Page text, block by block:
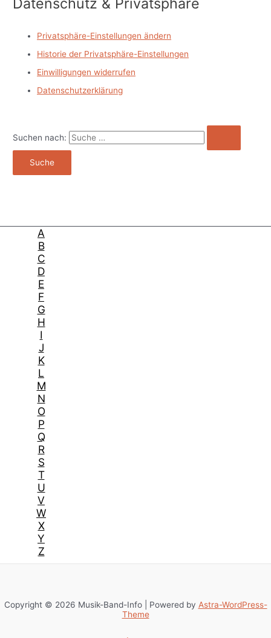
Privatsphäre-Einstellungen ändern
Historie der Privatsphäre-Einstellungen
Einwilligungen widerrufen
Datenschutzerklärung
Suchen nach:
A
B
C
D
E
F
G
H
I
J
K
L
M
N
O
P
Q
R
S
T
U
V
W
X
Y
Z
Copyright © 2026 Musik-Band-Info | Powered by Astra-WordPress-
Theme